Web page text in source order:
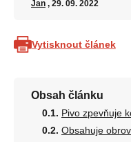
Jan , 29. 09. 2022
Vytisknout článek
Obsah článku
Pivo zpevňuje
Obsahuje